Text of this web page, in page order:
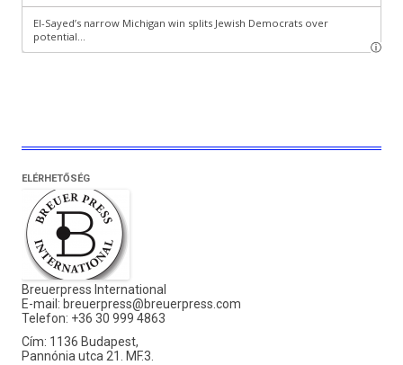
ELÉRHETŐSÉG
Breuerpress International
E-mail: breuerpress@breuerpress.com
Telefon: +36 30 999 4863
Cím: 1136 Budapest,
Pannónia utca 21. MF.3.